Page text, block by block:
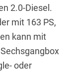
2.0-Diesel.
mit 163 PS,
kann mit
oder